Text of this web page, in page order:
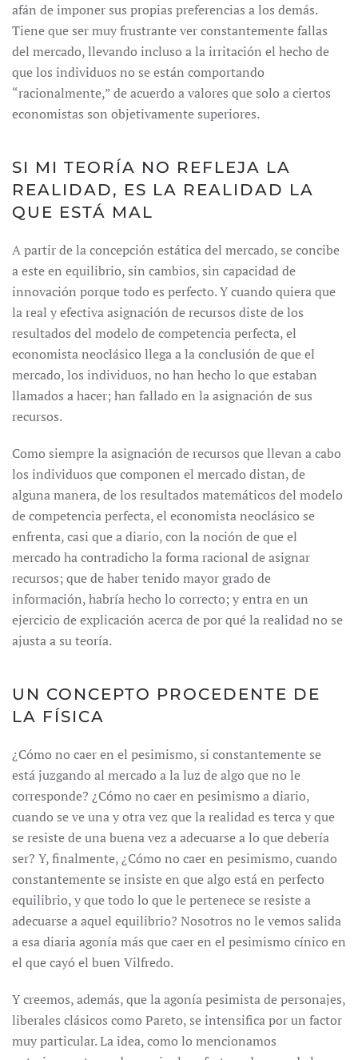
afán de imponer sus propias preferencias a los demás.
Tiene que ser muy frustrante ver constantemente fallas
del mercado, llevando incluso a la irritación el hecho de
que los individuos no se están comportando
“racionalmente,” de acuerdo a valores que solo a ciertos
economistas son objetivamente superiores.
SI MI TEORÍA NO REFLEJA LA
REALIDAD, ES LA REALIDAD LA
QUE ESTÁ MAL
A partir de la concepción estática del mercado, se concibe
a este en equilibrio, sin cambios, sin capacidad de
innovación porque todo es perfecto. Y cuando quiera que
la real y efectiva asignación de recursos diste de los
resultados del modelo de competencia perfecta, el
economista neoclásico llega a la conclusión de que el
mercado, los individuos, no han hecho lo que estaban
llamados a hacer; han fallado en la asignación de sus
recursos.
Como siempre la asignación de recursos que llevan a cabo
los individuos que componen el mercado distan, de
alguna manera, de los resultados matemáticos del modelo
de competencia perfecta, el economista neoclásico se
enfrenta, casi que a diario, con la noción de que el
mercado ha contradicho la forma racional de asignar
recursos; que de haber tenido mayor grado de
información, habría hecho lo correcto; y entra en un
ejercicio de explicación acerca de por qué la realidad no se
ajusta a su teoría.
UN CONCEPTO PROCEDENTE DE
LA FÍSICA
¿Cómo no caer en el pesimismo, si constantemente se
está juzgando al mercado a la luz de algo que no le
corresponde? ¿Cómo no caer en pesimismo a diario,
cuando se ve una y otra vez que la realidad es terca y que
se resiste de una buena vez a adecuarse a lo que debería
ser? Y, finalmente, ¿Cómo no caer en pesimismo, cuando
constantemente se insiste en que algo está en perfecto
equilibrio, y que todo lo que le pertenece se resiste a
adecuarse a aquel equilibrio? Nosotros no le vemos salida
a esa diaria agonía más que caer en el pesimismo cínico en
el que cayó el buen Vilfredo.
Y creemos, además, que la agonía pesimista de personajes,
liberales clásicos como Pareto, se intensifica por un factor
muy particular. La idea, como lo mencionamos